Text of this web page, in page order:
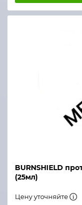
BURNSHIELD
(25мл)
Цену уточняйте